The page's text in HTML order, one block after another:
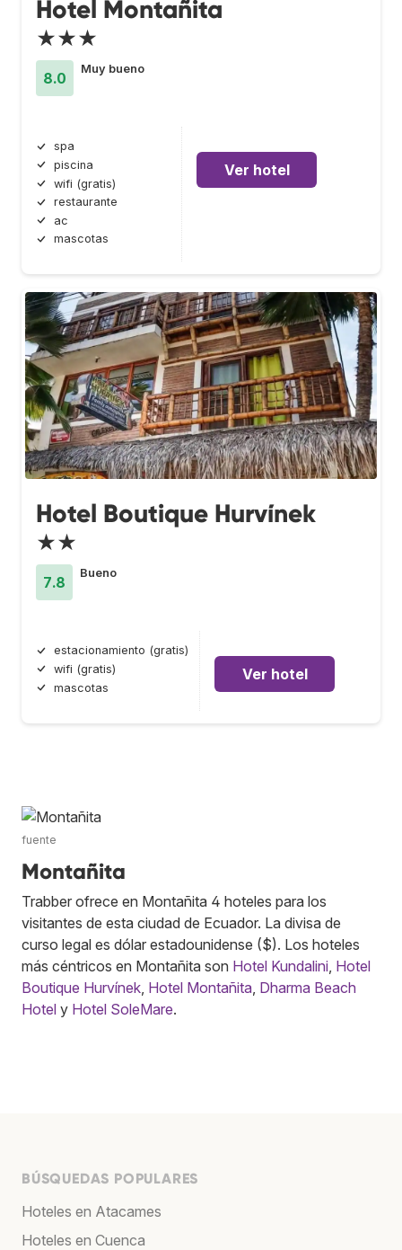
Hotel Montañita
★★★
8.0
Muy bueno
spa
piscina
wifi (gratis)
restaurante
ac
mascotas
Ver hotel
Hotel Boutique Hurvínek
★★
7.8
Bueno
estacionamiento (gratis)
wifi (gratis)
mascotas
Ver hotel
fuente
Montañita
Trabber ofrece en Montañita 4 hoteles para los
visitantes de esta ciudad de Ecuador. La divisa de
curso legal es dólar estadounidense ($). Los hoteles
más céntricos en Montañita son Hotel Kundalini Hotel
Boutique Hurvínek Hotel Montañita Dharma Beach
Hotel y Hotel SoleMare.
BÚSQUEDAS POPULARES
Hoteles en Atacames
Hoteles en Cuenca